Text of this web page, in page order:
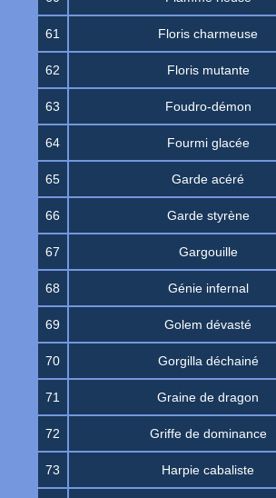
61 Floris charmeuse
62 Floris mutante
63 Foudro-démon
64 Fourmi glacée
65 Garde acéré
66 Garde styrène
67 Gargouille
68 Génie infernal
69 Golem dévasté
70 Gorgilla déchainé
71 Graine de dragon
72 Griffe de dominance
73 Harpie cabaliste